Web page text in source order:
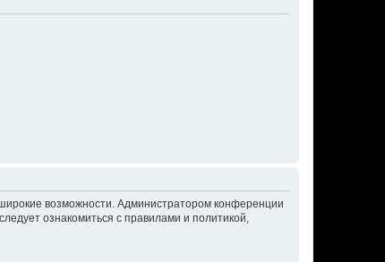
возможности. Администратором конференции
ознакомиться с правилами и политикой,